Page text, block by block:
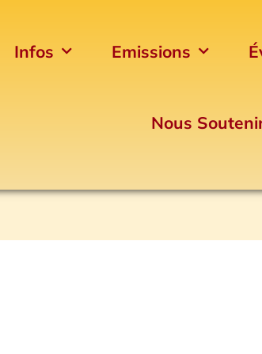
Infos Emissions
Nous